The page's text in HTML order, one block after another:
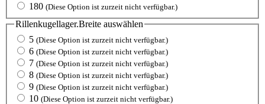
180 (Diese Option ist zurzeit nicht verfügbar.)
Rillenkugellager.Breite auswählen
5 (Diese Option ist zurzeit nicht verfügbar.)
6 (Diese Option ist zurzeit nicht verfügbar.)
7 (Diese Option ist zurzeit nicht verfügbar.)
8 (Diese Option ist zurzeit nicht verfügbar.)
9 (Diese Option ist zurzeit nicht verfügbar.)
10 (Diese Option ist zurzeit nicht verfügbar.)